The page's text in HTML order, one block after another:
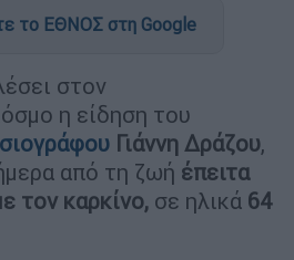
το ΕΘΝΟΣ στη Google
στον
η είδηση του
Γιάννη Δράζου,
από τη ζωή έπειτα
τον καρκίνο, σε ηλικά 64